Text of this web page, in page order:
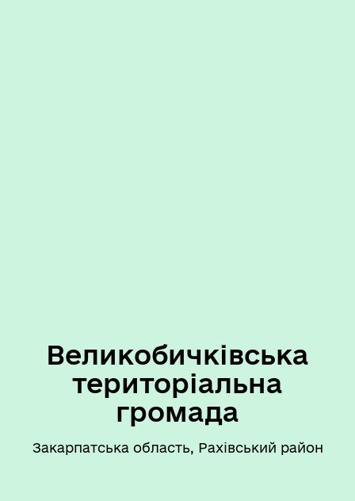
Великобичківська
територіальна
громада
Закарпатська область, Рахівський район